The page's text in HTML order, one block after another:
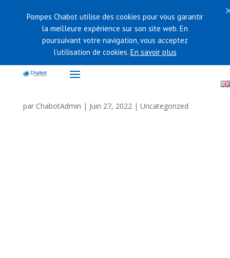
par ChabotAdmin | Juin 27, 2022| Uncategorized
Pompes Chabot utilise des cookies pour vous garantir
la meilleure expérience sur son site web. En
poursuivant votre navigation, vous acceptez
l’utilisation de cookies. En savoir plus